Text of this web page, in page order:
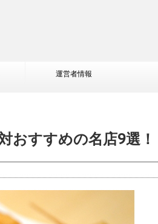
運営者情報
おすすめの名店9選！